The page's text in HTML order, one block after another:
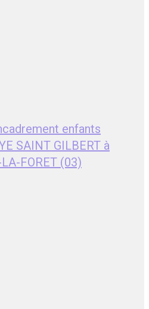
enfants
SAINT GILBERT à
FORET (03)